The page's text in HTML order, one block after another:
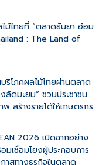
ไทยที่ “ตลาดธันยา อ้อม
: The Land of
ริโภคผลไม้ไทยผ่านตลาด
ดมะยม” ชวนประชาชน
สร้างรายได้ให้เกษตรกร
2026 เปิดฉากอย่าง
เชื่อมโยงผู้ประกอบการ
าสทางธุรกิจในตลาด